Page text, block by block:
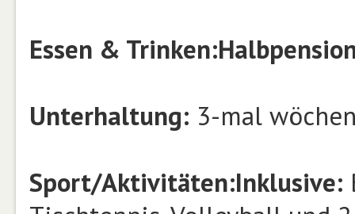
Essen & Trinken:
Unterhaltung: 3-mal
Sport/Aktivitäten:Inklusive: